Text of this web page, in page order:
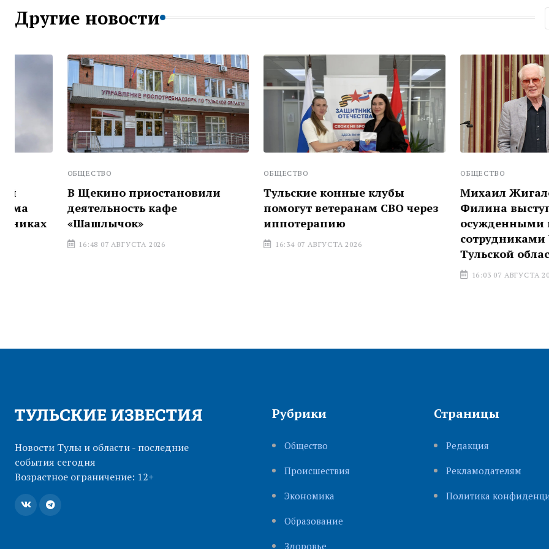
Другие новости
В Щекино приостановили
деятельность кафе
«Шашлычок»
16:48 07 АВГУСТА 2026
Тульские конные клубы
помогут ветеранам СВО через
иппотерапию
16:34 07 АВГУСТА 2026
Михаил Жигалов и
Филина выступили
осужденными и
сотрудниками УФСИН
Тульской области
16:03 07 АВГУСТА 2026
Новости Тулы и области - последние
события сегодня
Возрастное ограничение: 12+
Рубрики
Общество
Происшествия
Экономика
Образование
Здоровье
Страницы
Редакция
Рекламодателям
Политика